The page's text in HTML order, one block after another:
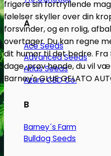
A
Ace Seeds
Advanced Seeds
Atlas Seeds
Azure CBD Co.
B
Barney´s Farm
Bulldog Seeds
frigøre sin fortryllende
følelser skyller over din
forsvinder, og en rolig,
overtager. Du kan regne
dit humør til det bedre.
dage, prøv hende, du vil
Barney's GLUE GELATO